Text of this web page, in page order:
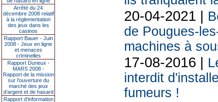
Arrêté du 24
décembre 2008 relatif
à la réglementation
des jeux dans les
casinos
Rapport Bauer - Juin
2008 - Jeux en ligne
et menaces
criminelles
Rapport Durieux -
MARS 2008 -
Rapport de la mission
sur l’ouverture du
marché des jeux
d’argent et de hasard
Rapport d'information
20-04-2021 |
de Pougues-
machines à
17-08-2016 |
interdit
fumeurs !